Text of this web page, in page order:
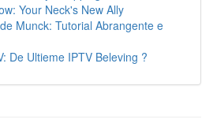
Your Neck's New Ally
Munck: Tutorial Abrangente e
De Ultieme IPTV Beleving ?